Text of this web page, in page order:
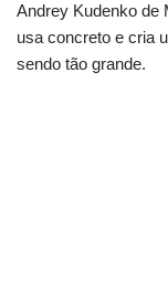
Andrey Kudenko de
usa concreto e cria
sendo tão grande.